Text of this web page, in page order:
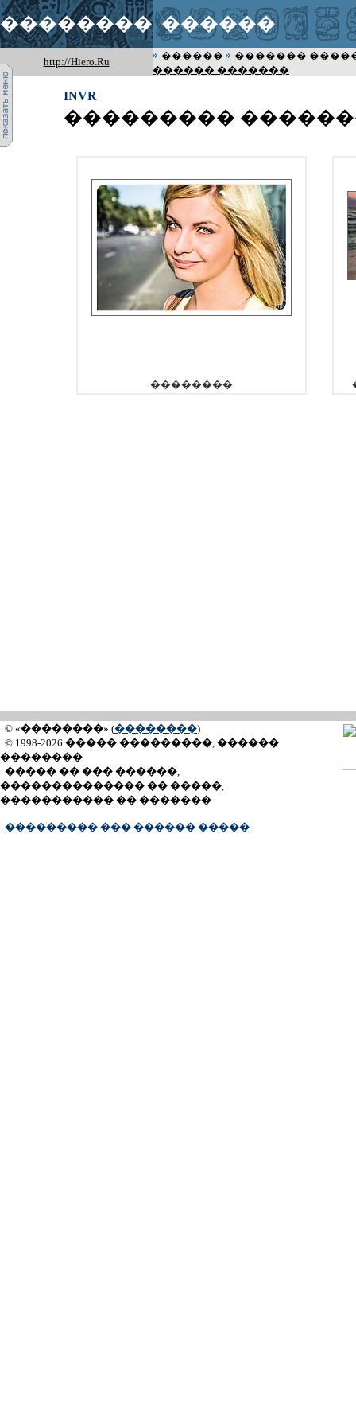
�������� ������
http://Hiero.Ru ������
�������
������ �������
INVR
���������
��������
© «��������» (��������)
© 1998-2026 ����� ���������, ������
��������
����� �� ��� ������,
�������������� �� �����,
����������� �� �������
��������� ��� ������ �����